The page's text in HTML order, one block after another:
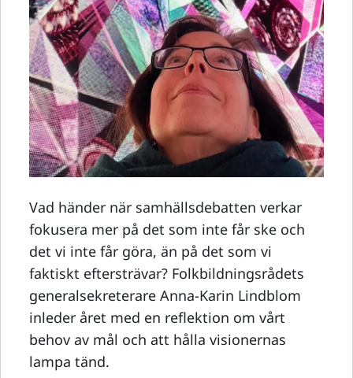
Vad händer när samhällsdebatten verkar
fokusera mer på det som inte får ske och
det vi inte får göra, än på det som vi
faktiskt eftersträvar? Folkbildningsrådets
generalsekreterare Anna-Karin Lindblom
inleder året med en reflektion om vårt
behov av mål och att hålla visionernas
lampa tänd.